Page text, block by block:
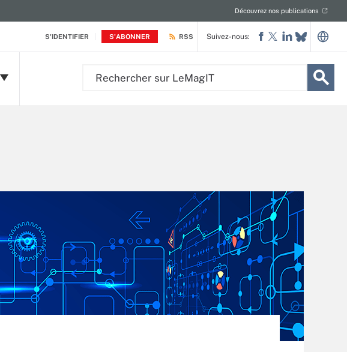
S'IDENTIFIER S'ABONNER
Découvrez nos publications
RSS Suivez-nous: